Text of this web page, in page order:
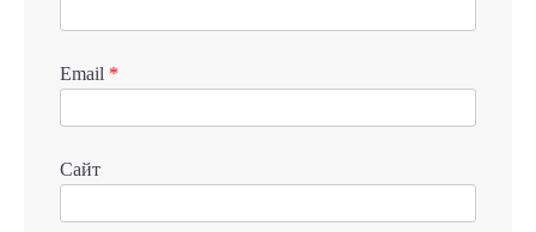
Email *
Сайт